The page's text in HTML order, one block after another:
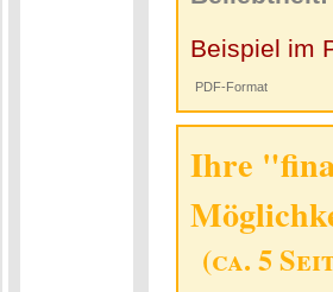
Beispiel im
PDF-Format
Ihre
(ca. 5